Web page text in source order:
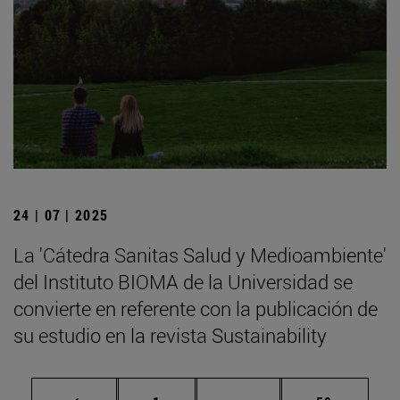
24 | 07 | 2025
La 'Cátedra Sanitas Salud y Medioambiente'
del Instituto BIOMA de la Universidad se
convierte en referente con la publicación de
su estudio en la revista Sustainability